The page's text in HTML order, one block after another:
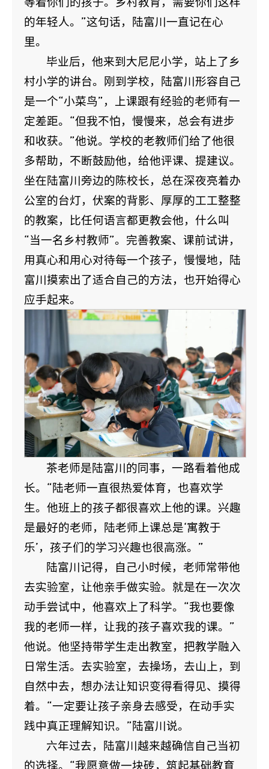
的年轻人。”这句话，陆富川一直记在心
里。
毕业后，他来到大尼尼小学，站上了乡
村小学的讲台。刚到学校，陆富川形容自己
是一个“小菜鸟”，上课跟有经验的老师有一
定差距。“但我不怕，慢慢来，总会有进步
和收获。”他说。学校的老教师们给了他很
多帮助，不断鼓励他，给他评课、提建议。
坐在陆富川旁边的陈校长，总在深夜亮着办
公室的台灯，伏案的背影、厚厚的工工整整
的教案，比任何语言都更教会他，什么叫
“当一名乡村教师”。完善教案、课前试讲，
用真心和用心对待每一个孩子，慢慢地，陆
富川摸索出了适合自己的方法，也开始得心
应手起来。
茶老师是陆富川的同事，一路看着他成
长。“陆老师一直很热爱体育，也喜欢学
生。他班上的孩子都很喜欢上他的课。兴趣
是最好的老师，陆老师上课总是‘寓教于
乐’，孩子们的学习兴趣也很高涨。”
陆富川记得，自己小时候，老师常带他
去实验室，让他亲手做实验。就是在一次次
动手尝试中，他喜欢上了科学。“我也要像
我的老师一样，让我的孩子喜欢我的课。”
他说。他坚持带学生走出教室，把教学融入
日常生活。去实验室，去操场，去山上，到
自然中去，想办法让知识变得看得见、摸得
着。“一定要让孩子亲身去感受，在动手实
践中真正理解知识。”陆富川说。
六年过去，陆富川越来越确信自己当初
的选择。“我愿意做一块砖，筑起基础教育